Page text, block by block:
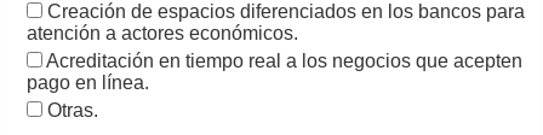
Creación de espacios diferenciados en los bancos para
atención a actores económicos.
Acreditación en tiempo real a los negocios que acepten
pago en línea.
Otras.